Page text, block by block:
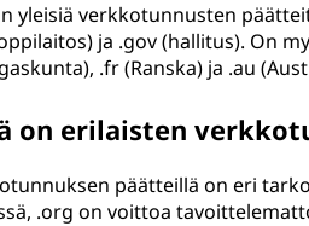
yleisiä verkkotunnusten
ja .gov (hallitus). On
.fr (Ranska) ja .au
on erilaisten
päätteillä on eri
.org on voittoa